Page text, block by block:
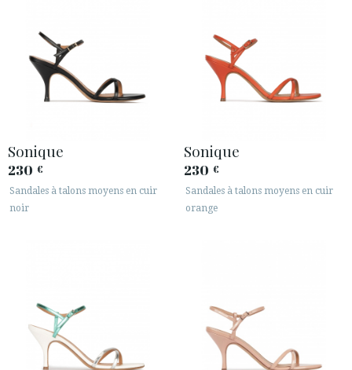
Sonique
230 €
Sandales à talons moyens en cuir
noir
Sonique
230 €
Sandales à talons moyens en cuir
orange